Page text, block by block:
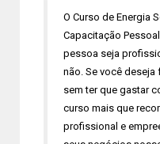
O Curso de Energia
Capacitação
pessoa seja
não. Se você
sem ter que gastar
curso mais que
profissional e